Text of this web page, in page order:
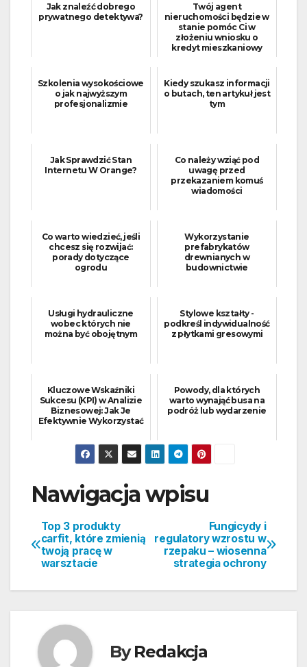
Jak znaleźć dobrego
prywatnego detektywa?
Twój agent
nieruchomości będzie w
stanie pomóc Ci w
złożeniu wniosku o
kredyt mieszkaniowy
Szkolenia wysokościowe
o jak najwyższym
profesjonalizmie
Kiedy szukasz informacji
o butach, ten artykuł jest
tym
Jak Sprawdzić Stan
Internetu W Orange?
Co należy wziąć pod
uwagę przed
przekazaniem komuś
wiadomości
Co warto wiedzieć, jeśli
chcesz się rozwijać:
porady dotyczące
ogrodu
Wykorzystanie
prefabrykatów
drewnianych w
budownictwie
Usługi hydrauliczne
wobec których nie
można być obojętnym
Stylowe kształty -
podkreśl indywidualność
z płytkami gresowymi
Kluczowe Wskaźniki
Sukcesu (KPI) w Analizie
Biznesowej: Jak Je
Efektywnie Wykorzystać
Powody, dla których
warto wynająć busa na
podróż lub wydarzenie
Nawigacja wpisu
Fungicydy i
regulatory wzrostu w
rzepaku – wiosenna
strategia ochrony
Top 3 produkty
carfit, które zmienią
twoją pracę w
warsztacie
ByRedakcja